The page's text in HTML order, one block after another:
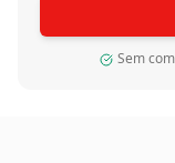
Sem